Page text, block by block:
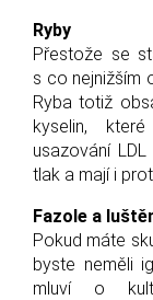
Ryby
Přestože se
s co nejnižším
Ryba totiž
kyselin,
usazování
tlak a mají i
Fazole a
Pokud máte
byste neměli
mluví o